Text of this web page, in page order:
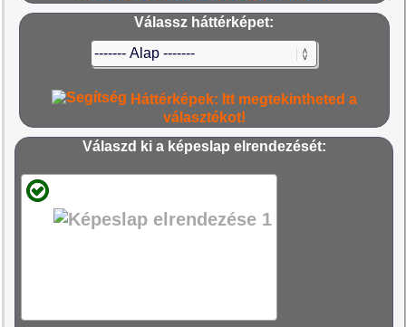
Válassz háttérképet:
Háttérképek: Itt megtekintheted a
választékot!
Válaszd ki a képeslap elrendezését: